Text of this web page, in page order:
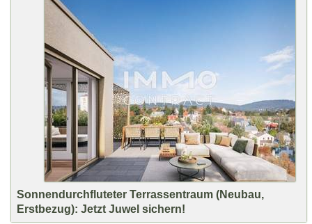
Sonnendurchfluteter Terrassentraum (Neubau,
Erstbezug): Jetzt Juwel sichern!